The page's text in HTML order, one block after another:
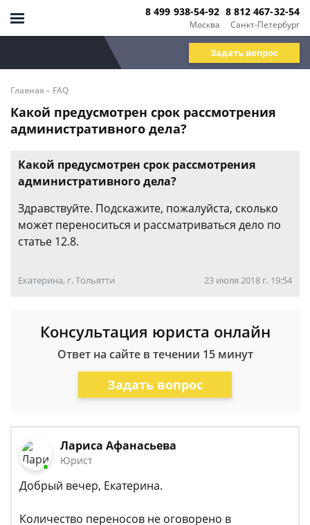
Москва
8 499 938-54-92
Санкт-Петербург
8 812 467-32-54
Задать вопрос
Главная - FAQ
Какой предусмотрен срок рассмотрения
административного дела?
Какой предусмотрен срок рассмотрения
административного дела?
Здравствуйте. Подскажите, пожалуйста, сколько
может переноситься и рассматриваться дело по
статье 12.8.
Екатерина, г. Тольятти 23 июля 2018 г. 19:54
Консультация юриста онлайн
Ответ на сайте в течении 15 минут
Задать вопрос
Лариса Афанасьева
Юрист
Добрый вечер, Екатерина.
Количество переносов не оговорено в